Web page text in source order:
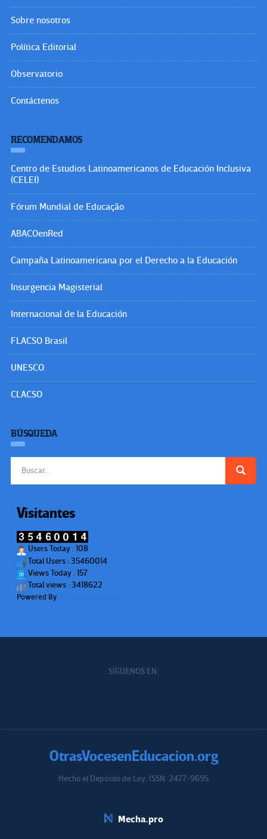
Sobre nosotros
Política Editorial
Observatorio
Contáctenos
RECOMENDAMOS
Centro de Estudios Latinoamericanos de Educación Inclusiva
(CELEI)
Fórum Mundial de Educação
ABACOenRed
Campaña Latinoamericana por el Derecho a la Educación
Insurgencia Magisterial
Internacional de la Educación
FLACSO Brasil
UNESCO
CLACSO
BÚSQUEDA
Visitantes
Users Today : 108
Total Users : 35460014
Views Today : 157
Total views : 3418622
Powered By
SÍGUENOS EN:
OtrasVocesenEducacion.org
Hecho el Depósito de Ley. ISSN: 2477-9695
Mecha.pro